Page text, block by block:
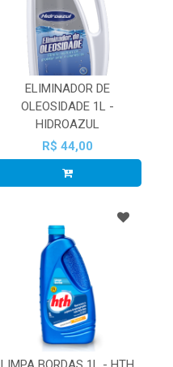
ELIMINADOR DE
OLEOSIDADE 1L -
HIDROAZUL
R$ 44,00